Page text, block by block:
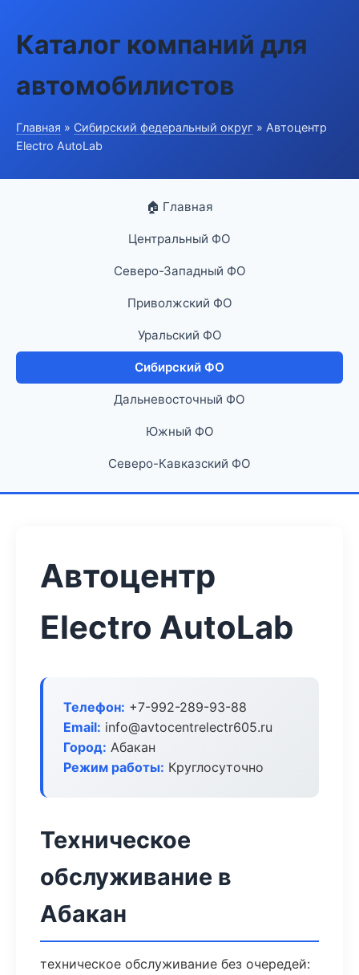
Каталог компаний для
автомобилистов
Главная » Сибирский федеральный округ » Автоцентр
Electro AutoLab
🏠 Главная
Центральный ФО
Северо-Западный ФО
Приволжский ФО
Уральский ФО
Сибирский ФО
Дальневосточный ФО
Южный ФО
Северо-Кавказский ФО
Автоцентр
Electro AutoLab
Телефон: +7-992-289-93-88
Email: info@avtocentrelectr605.ru
Город: Абакан
Режим работы: Круглосуточно
Техническое
обслуживание в
Абакан
техническое обслуживание без очередей: